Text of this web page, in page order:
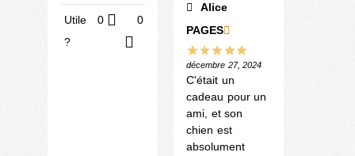
Utile
?
0 0
Alice
PAGES
décembre 27, 2024
C'était un
cadeau pour un
ami, et son
chien est
absolument